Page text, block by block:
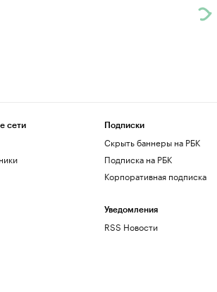
сети Подписки
Скрыть баннеры на РБК
Подписка на РБК
Корпоративная подписка
Уведомления
RSS Новости